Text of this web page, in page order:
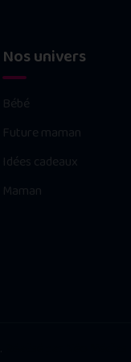
Nos univers
Bébé
Future maman
Idées cadeaux
Maman